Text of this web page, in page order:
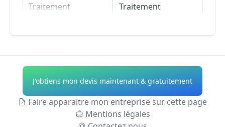
Traitement
Traitement
d'Humidité des
Murs Férel
Traitement
d'Humidité des
Traitement
Traitement
d'Humidité des
Murs Allier
Traitement
d'Humidité des
J'obtiens mon devis maintenant & gratuitement
Faire apparaitre mon entreprise sur cette page
Mentions légales